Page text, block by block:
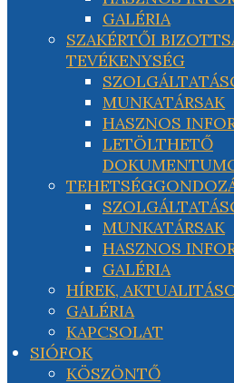
GALÉRIA
SZAKÉRTŐI
TEVÉKENYSÉG
MUNKATÁRSAK
HASZNOS
LETÖLTHETŐ
MUNKATÁRSAK
HASZNOS
GALÉRIA
HÍREK,
GALÉRIA
KAPCSOLAT
SIÓFOK
KÖSZÖNTŐ